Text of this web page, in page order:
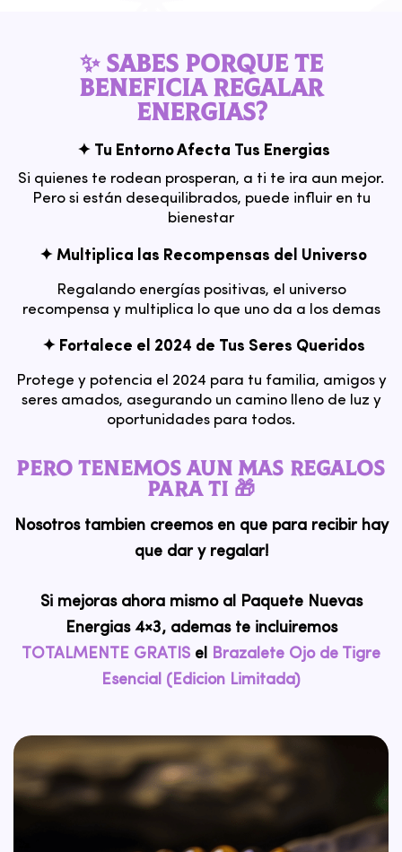
✨ SABES PORQUE TE
BENEFICIA REGALAR
ENERGIAS?
✦ Tu Entorno Afecta Tus Energias
Si quienes te rodean prosperan, a ti te ira aun mejor.
Pero si están desequilibrados, puede influir en tu
bienestar
✦ Multiplica las Recompensas del Universo
Regalando energías positivas, el universo
recompensa y multiplica lo que uno da a los demas
✦ Fortalece el 2024 de Tus Seres Queridos
Protege y potencia el 2024 para tu familia, amigos y
seres amados, asegurando un camino lleno de luz y
oportunidades para todos.
PERO TENEMOS AUN MAS REGALOS
PARA TI 🎁
Nosotros tambien creemos en que para recibir hay
que dar y regalar!
Si mejoras ahora mismo al Paquete Nuevas
Energias 4×3, ademas te incluiremos
TOTALMENTE GRATIS el
Brazalete Ojo de Tigre
Esencial (Edicion Limitada)